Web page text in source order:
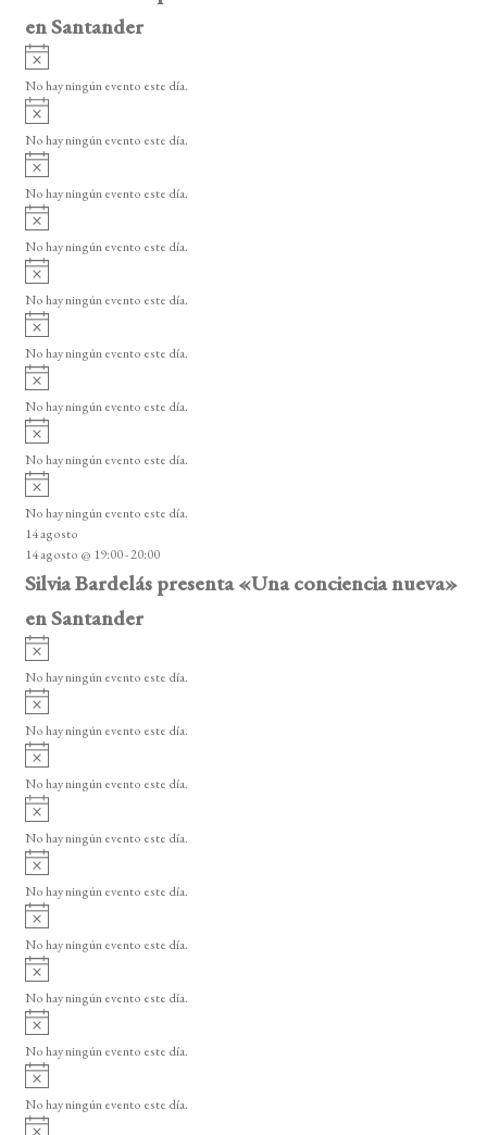
en Santander
A
v
i
o
No hay ningún evento este día.
A
v
i
o
No hay ningún evento este día.
A
v
i
o
No hay ningún evento este día.
A
v
i
o
No hay ningún evento este día.
A
v
i
o
No hay ningún evento este día.
A
v
i
o
No hay ningún evento este día.
A
v
i
o
No hay ningún evento este día.
A
v
i
o
No hay ningún evento este día.
A
v
i
s
o
No hay ningún evento este día.
14 agosto
14 agosto @ 19:00-20:00
Silvia Bardelás presenta «Una conciencia nueva»
en Santander
A
v
i
o
No hay ningún evento este día.
A
v
i
o
No hay ningún evento este día.
A
v
i
o
No hay ningún evento este día.
A
v
i
o
No hay ningún evento este día.
A
v
i
o
No hay ningún evento este día.
A
v
i
o
No hay ningún evento este día.
A
v
i
o
No hay ningún evento este día.
A
v
i
o
No hay ningún evento este día.
A
v
i
No hay ningún evento este día.
A